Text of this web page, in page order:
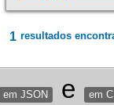
1 resultados
em JSON e em